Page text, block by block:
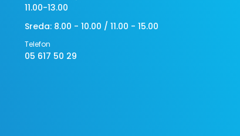
11.00-13.00
Sreda: 8.00 - 10.00 / 11.00 - 15.00
Telefon
05 617 50 29